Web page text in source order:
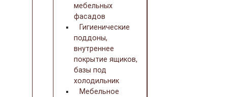
мебельных
фасадов
Гигиенические
поддоны,
внутреннее
покрытие ящиков,
базы под
холодильник
Мебельное